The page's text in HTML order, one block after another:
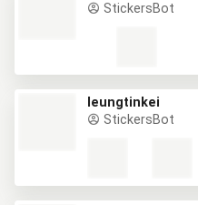
StickersBot
leungtinkei
StickersBot